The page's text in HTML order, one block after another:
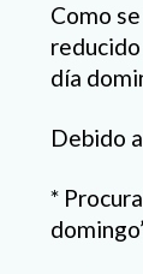
Como
día
Debido
*